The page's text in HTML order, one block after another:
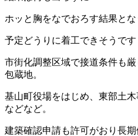
ホッと胸をなでおろす結果とな
予定どうりに着工できそうです
市街化調整区域で接道条件も
包蔵地。
基山町役場をはじめ、東部土
などなど。
建築確認申請も許可がおり長